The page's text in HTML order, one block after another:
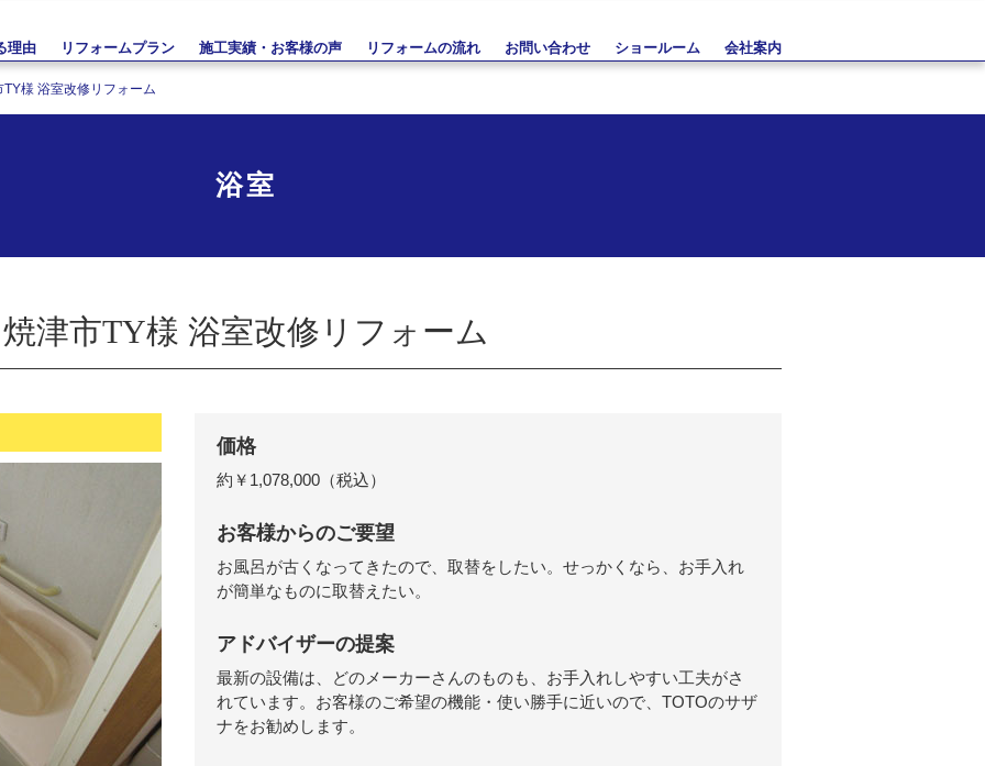
理由 リフォームプラン 施工実績・お客様の声 リフォームの流れ お問い合わせ ショールーム 会社案内
TY様 浴室改修リフォーム
浴室
焼津市TY様 浴室改修リフォーム
価格
約￥1,078,000（税込）
お客様からのご要望
お風呂が古くなってきたので、取替をしたい。せっかくなら、お手入れ
が簡単なものに取替えたい。
アドバイザーの提案
最新の設備は、どのメーカーさんのものも、お手入れしやすい工夫がさ
れています。お客様のご希望の機能・使い勝手に近いので、TOTOのサザ
ナをお勧めします。